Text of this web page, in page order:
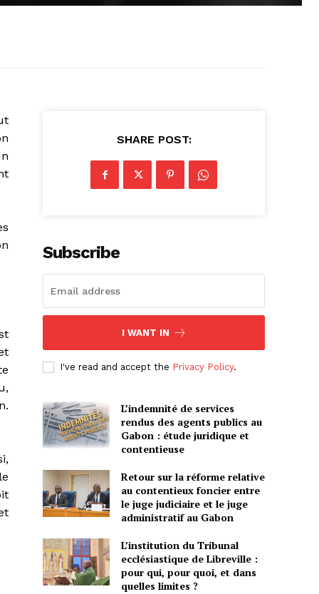
SHARE POST:
Subscribe
I WANT IN
I've read and accept the Privacy Policy.
L’indemnité de services
rendus des agents publics au
Gabon : étude juridique et
contentieuse
Retour sur la réforme relative
au contentieux foncier entre
le juge judiciaire et le juge
administratif au Gabon
L’institution du Tribunal
ecclésiastique de Libreville :
pour qui, pour quoi, et dans
quelles limites ?